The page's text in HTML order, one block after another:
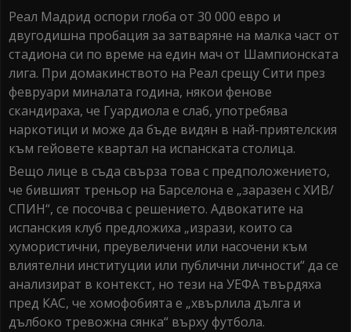
Реал Мадрид оспори глоба от 30 000 евро и
двугодишна пробация за затваряне на малка част от
стадиона си по време на един мач от Шампионската
лига. При домакинството на Реал срещу Сити през
февруари миналата година, някои фенове
скандираха, че Гуардиола е слаб, употребява
наркотици и може да бъде видян в най-приятелския
към гейовете квартал на испанската столица.
Вещо лице в съда свърза това с предположението,
че бившият треньор на Барселона е „заразен с ХИВ/
СПИН“, се посочва с решението. Адвокатите на
испанския клуб предложиха „изрази, които са
хумористични, преувеличени или насочени към
влиятелни институции или публични личности“ да се
анализират в контекст, но тези на УЕФА твърдяха
пред КАС, че хомофобията е „хвърлила дълга и
дълбоко тревожна сянка“ върху футбола.